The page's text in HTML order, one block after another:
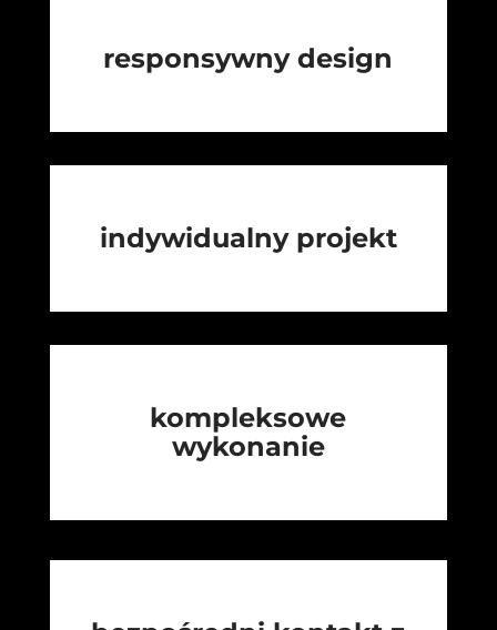
responsywny design
indywidualny projekt
kompleksowe
wykonanie